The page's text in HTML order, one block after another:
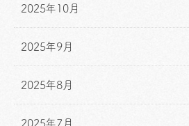
2025年10月
2025年9月
2025年8月
2025年7月